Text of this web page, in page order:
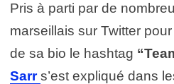
Pris à parti par de
marseillais sur Twitter
de sa bio le hashtag
Sarrs’est expliqué dans